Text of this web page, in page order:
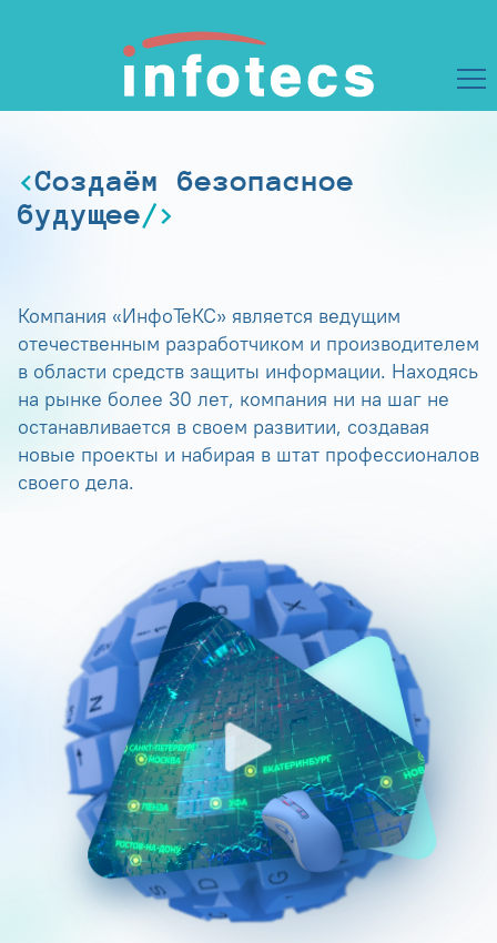
Создаём безопасное
будущее
Компания «ИнфоТеКС» является ведущим
отечественным разработчиком и производителем
в области средств защиты информации. Находясь
на рынке более 30 лет, компания ни на шаг не
останавливается в своем развитии, создавая
новые проекты и набирая в штат профессионалов
своего дела.